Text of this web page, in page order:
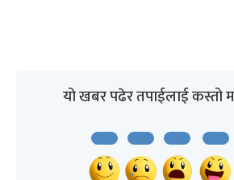
यो खबर पढेर तपाईलाई कस्तो